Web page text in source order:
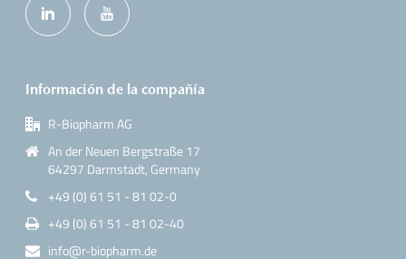
Información de la compañía
R-Biopharm AG
An der Neuen Bergstraße 17
64297 Darmstadt, Germany
+49 (0) 61 51 - 81 02-0
+49 (0) 61 51 - 81 02-40
info@r-biopharm.de